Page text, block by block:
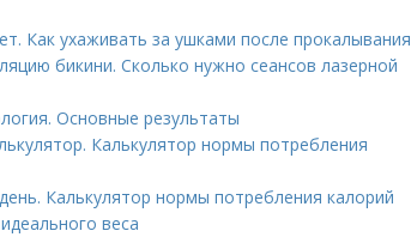
Как ухаживать за ушками после прокалывания
бикини. Сколько нужно сеансов лазерной
Основные результаты
Калькулятор нормы потребления
Калькулятор нормы потребления калорий
веса